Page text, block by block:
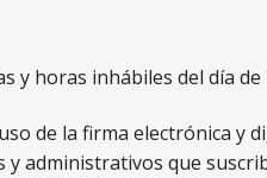
y horas inhábiles del día
de la firma electrónica y
y administrativos que